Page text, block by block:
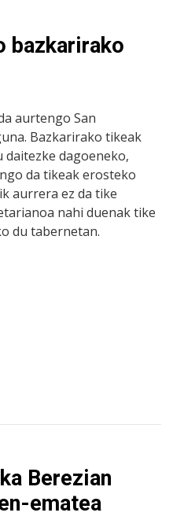
bazkarirako
aurtengo San
Bazkarirako tikeak
dagoeneko,
da tikeak erosteko
aurrera ez da tike
nahi duenak tike
du tabernetan.
Berezian
ematea